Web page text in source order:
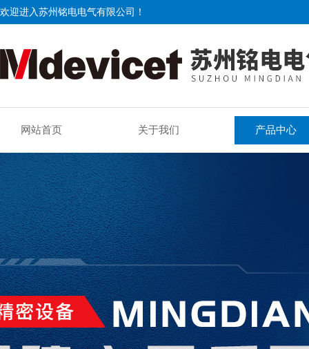
欢迎进入苏州铭电电气有限公司！
网站首页 关于我们 产品中心